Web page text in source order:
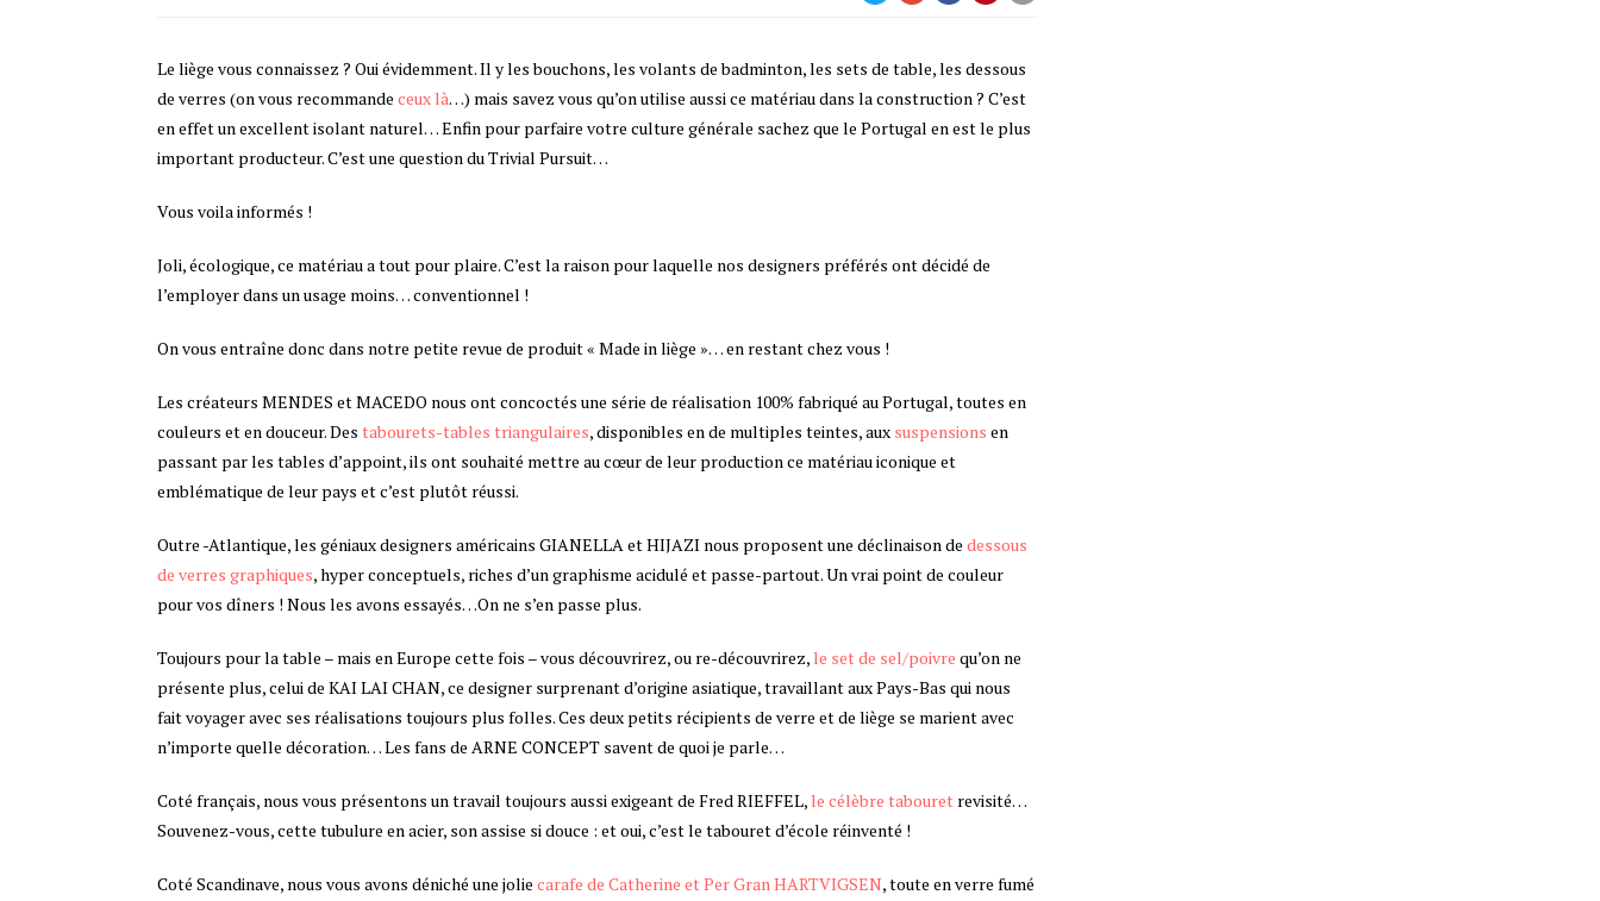
Le liège vous connaissez ? Oui évidemment. Il y les bouchons, les volants de badminton, les sets de table, les dessous
de verres (on vous recommande ceux là…) mais savez vous qu’on utilise aussi ce matériau dans la construction ? C’est
en effet un excellent isolant naturel… Enfin pour parfaire votre culture générale sachez que le Portugal en est le plus
important producteur. C’est une question du Trivial Pursuit…
Vous voila informés !
Joli, écologique, ce matériau a tout pour plaire. C’est la raison pour laquelle nos designers préférés ont décidé de
l’employer dans un usage moins… conventionnel !
On vous entraîne donc dans notre petite revue de produit « Made in liège »… en restant chez vous !
Les créateurs MENDES et MACEDO nous ont concoctés une série de réalisation 100% fabriqué au Portugal, toutes en
couleurs et en douceur. Des tabourets-tables triangulaires, disponibles en de multiples teintes, aux suspensions en
passant par les tables d’appoint, ils ont souhaité mettre au cœur de leur production ce matériau iconique et
emblématique de leur pays et c’est plutôt réussi.
Outre -Atlantique, les géniaux designers américains GIANELLA et HIJAZI nous proposent une déclinaison de dessous
de verres graphiques, hyper conceptuels, riches d’un graphisme acidulé et passe-partout. Un vrai point de couleur
pour vos dîners ! Nous les avons essayés…On ne s’en passe plus.
Toujours pour la table – mais en Europe cette fois – vous découvrirez, ou re-découvrirez, le set de sel/poivre qu’on ne
présente plus, celui de KAI LAI CHAN, ce designer surprenant d’origine asiatique, travaillant aux Pays-Bas qui nous
fait voyager avec ses réalisations toujours plus folles. Ces deux petits récipients de verre et de liège se marient avec
n’importe quelle décoration… Les fans de ARNE CONCEPT savent de quoi je parle…
Coté français, nous vous présentons un travail toujours aussi exigeant de Fred RIEFFEL, le célèbre tabouret revisité…
Souvenez-vous, cette tubulure en acier, son assise si douce : et oui, c’est le tabouret d’école réinventé !
Coté Scandinave, nous vous avons déniché une jolie carafe de Catherine et Per Gran HARTVIGSEN, toute en verre fumé